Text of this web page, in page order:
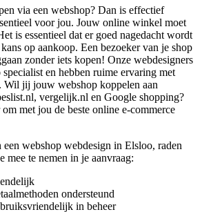
via een webshop? Dan is effectief
voor jou. Jouw online winkel moet
is essentieel dat er goed nagedacht wordt
op aankoop. Een bezoeker van je shop
zonder iets kopen! Onze webdesigners
en hebben ruime ervaring met
Wil jij jouw webshop koppelen aan
vergelijk.nl en Google shopping?
met jou de beste online e-commerce
webshop webdesign in Elsloo, raden
mee te nemen in je aanvraag:
ondersteund
in beheer